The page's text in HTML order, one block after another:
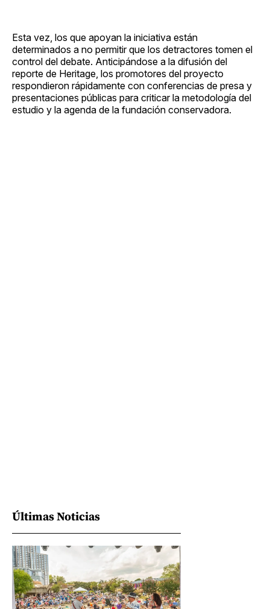
Esta vez, los que apoyan la iniciativa están
determinados a no permitir que los detractores tomen el
control del debate. Anticipándose a la difusión del
reporte de Heritage, los promotores del proyecto
respondieron rápidamente con conferencias de presa y
presentaciones públicas para criticar la metodología del
estudio y la agenda de la fundación conservadora.
Últimas Noticias